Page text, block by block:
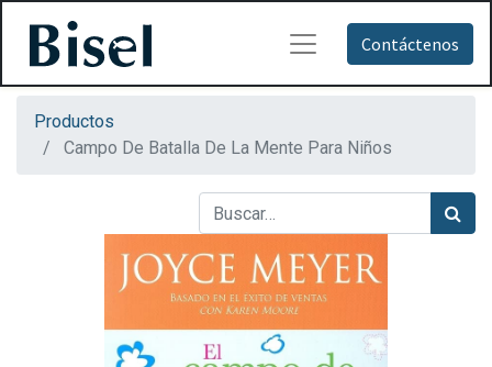
Contáctenos
Productos
Campo De Batalla De La Mente Para Niños